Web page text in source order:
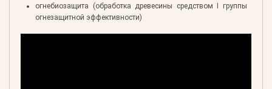
огнебиозащита (обработка древесины средством I группы
огнезащитной эффективности)